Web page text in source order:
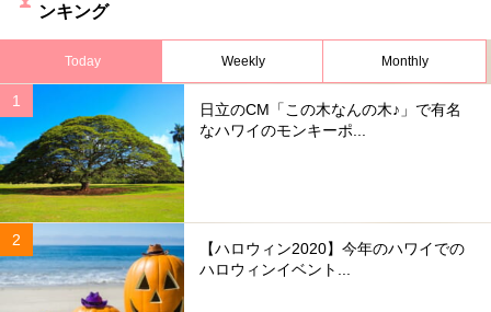
ンキング
Today Weekly Monthly
日立のCM「この木なんの木♪」で有名
なハワイのモンキーポ...
【ハロウィン2020】今年のハワイでの
ハロウィンイベント...